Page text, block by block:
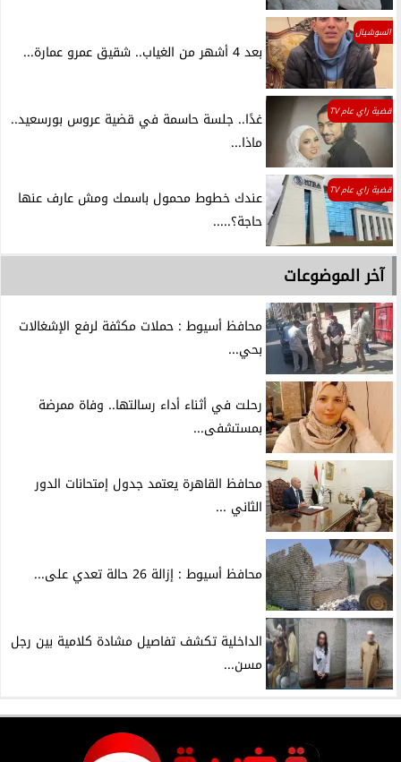
السوشيال
بعد 4 أشهر من الغياب.. شقيق عمرو عمارة...
قضية راي عام TV
غدًا.. جلسة حاسمة في قضية عروس بورسعيد..
ماذا...
قضية راي عام TV
عندك خطوط محمول باسمك ومش عارف عنها
حاجة؟.....
آخر الموضوعات
محافظ أسيوط : حملات مكثفة لرفع الإشغالات
بحي...
رحلت في أثناء أداء رسالتها.. وفاة ممرضة
بمستشفى...
محافظ القاهرة يعتمد جدول إمتحانات الدور
الثاني ...
محافظ أسيوط : إزالة 26 حالة تعدي على...
الداخلية تكشف تفاصيل مشادة كلامية بين رجل
مسن...